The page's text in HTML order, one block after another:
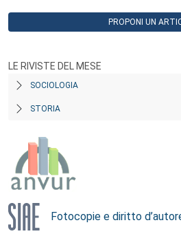
PROPONI UN
LE RIVISTE DEL MESE
SOCIOLOGIA
STORIA
Fotocopie e diritto